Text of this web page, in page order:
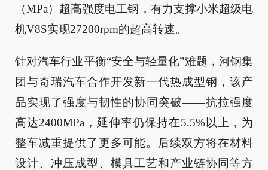
（MPa）超高强度电工钢，有力支撑小米超级电
机V8S实现27200rpm的超高转速。
针对汽车行业平衡“安全与轻量化”难题，河钢集
团与奇瑞汽车合作开发新一代热成型钢，该产
品实现了强度与韧性的协同突破——抗拉强度
高达2400MPa，延伸率仍保持在5.5%以上，为
整车减重提供了更多可能。后续双方将在材料
设计、冲压成型、模具工艺和产业链协同等方